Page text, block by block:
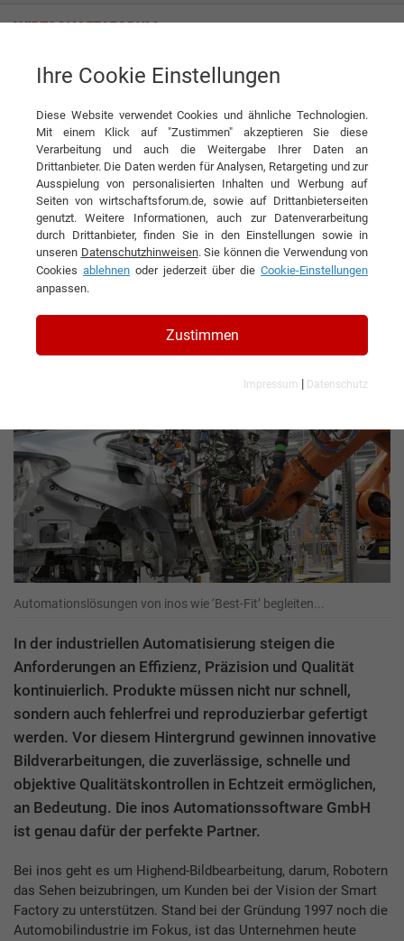
inos Automationssoftware GmbH Vision trifft Automation
Interview inos Automationssoftware GmbH
▶ 0:00 3:29
DIESEN ARTIKEL EMPFEHLEN
Vision trifft Automation
Interview mit Roland Jenning,
Geschäftsführer der inos
Automationssoftware GmbH
Automationslösungen von inos wie ‘Best-Fit’ begleiten...
In der industriellen Automatisierung steigen die
Anforderungen an Effizienz, Präzision und Qualität
kontinuierlich. Produkte müssen nicht nur schnell,
sondern auch fehlerfrei und reproduzierbar gefertigt
werden. Vor diesem Hintergrund gewinnen innovative
Bildverarbeitungen, die zuverlässige, schnelle und
objektive Qualitätskontrollen in Echtzeit ermöglichen,
an Bedeutung. Die inos Automationssoftware GmbH
ist genau dafür der perfekte Partner.
Bei inos geht es um Highend-Bildbearbeitung, darum, Robotern
das Sehen beizubringen, um Kunden bei der Vision der Smart
Factory zu unterstützen. Stand bei der Gründung 1997 noch die
Automobilindustrie im Fokus, ist das Unternehmen heute
Ihre Cookie Einstellungen
Diese Website verwendet Cookies und ähnliche Technologien.
Mit einem Klick auf "Zustimmen" akzeptieren Sie diese
Verarbeitung und auch die Weitergabe Ihrer Daten an
Drittanbieter. Die Daten werden für Analysen, Retargeting und zur
Ausspielung von personalisierten Inhalten und Werbung auf
Seiten von wirtschaftsforum.de, sowie auf Drittanbieterseiten
genutzt. Weitere Informationen, auch zur Datenverarbeitung
durch Drittanbieter, finden Sie in den Einstellungen sowie in
unseren Datenschutzhinweisen. Sie können die Verwendung von
Cookies ablehnen oder jederzeit über die Cookie-Einstellungen
anpassen.
Zustimmen
Impressum | Datenschutz